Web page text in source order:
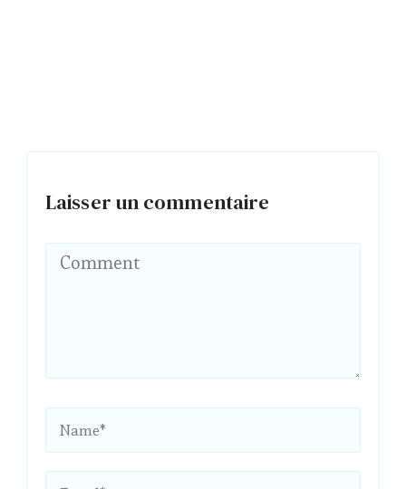
Laisser un commentaire